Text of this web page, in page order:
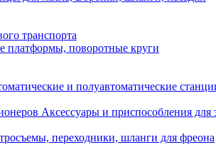
транспорта
платформы, поворотные круги
и полуавтоматические
Аксессуары и приспособления для
переходники, шланги для фреона